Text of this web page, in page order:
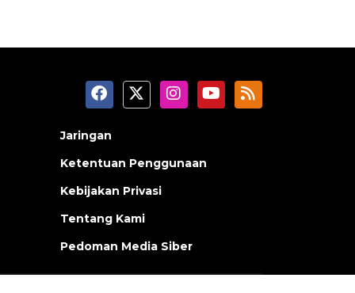
Jaringan
Ketentuan Penggunaan
Kebijakan Privasi
Tentang Kami
Pedoman Media Siber